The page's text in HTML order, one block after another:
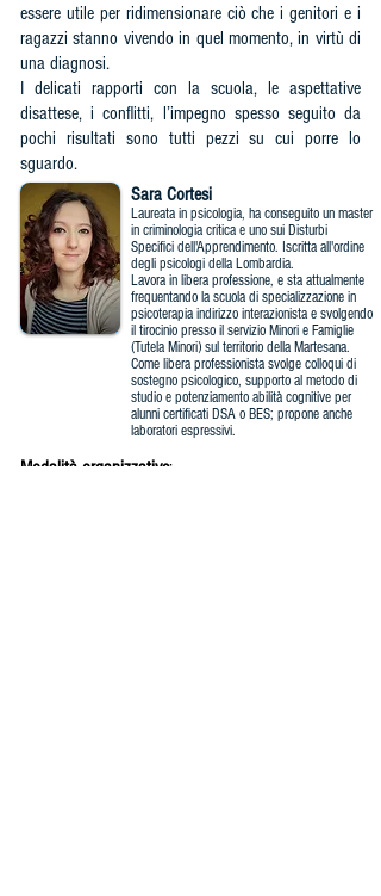
essere utile per ridimensionare ciò che i genitori e i
ragazzi stanno vivendo in quel momento, in virtù di
una diagnosi.
I delicati rapporti con la scuola, le aspettative
disattese, i conflitti, l’impegno spesso seguito da
pochi risultati sono tutti pezzi su cui porre lo
sguardo.
Sara Cortesi
Laureata in psicologia, ha conseguito un master
in criminologia critica e uno sui Disturbi
Specifici dell'Apprendimento. Iscritta all'ordine
degli psicologi della Lombardia.
Lavora in libera professione, e sta attualmente
frequentando la scuola di specializzazione in
psicoterapia indirizzo interazionista e svolgendo
il tirocinio presso il servizio Minori e Famiglie
(Tutela Minori) sul territorio della Martesana.
Come libera professionista svolge colloqui di
sostegno psicologico, supporto al metodo di
studio e potenziamento abilità cognitive per
alunni certificati DSA o BES; propone anche
laboratori espressivi.
Modalità organizzative: